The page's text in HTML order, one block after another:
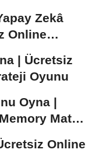
Zekâ
Online
| Ücretsiz
Oyunu
Oyna |
Match
Online